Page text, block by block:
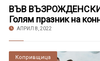
ВЪВ
Голям празник на
АПРИЛ 8, 2022
Копривщица